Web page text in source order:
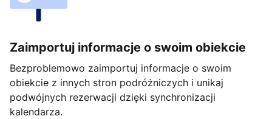
Zaimportuj informacje o swoim obiekcie
Bezproblemowo zaimportuj informacje o swoim
obiekcie z innych stron podróżniczych i unikaj
podwójnych rezerwacji dzięki synchronizacji
kalendarza.